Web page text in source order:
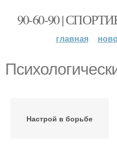
90-60-90 |
главная
Настрой в борьбе